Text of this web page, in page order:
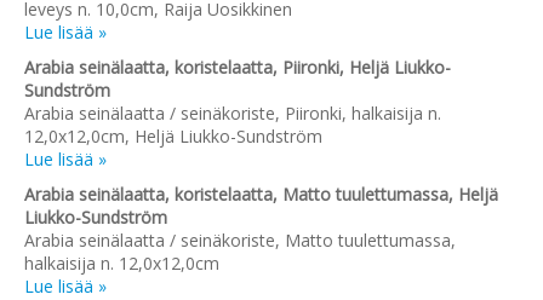
leveys n. 10,0cm, Raija Uosikkinen
Lue lisää »
Arabia seinälaatta, koristelaatta, Piironki, Heljä Liukko-
Sundström
Arabia seinälaatta / seinäkoriste, Piironki, halkaisija n.
12,0x12,0cm, Heljä Liukko-Sundström
Lue lisää »
Arabia seinälaatta, koristelaatta, Matto tuulettumassa, Heljä
Liukko-Sundström
Arabia seinälaatta / seinäkoriste, Matto tuulettumassa,
halkaisija n. 12,0x12,0cm
Lue lisää »